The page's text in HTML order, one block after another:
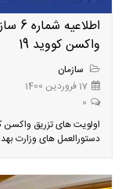
واکسن کووید 19
سازمان
17 فروردین 1400
0
اولویت های تزریق واکسن
دستورالعمل های